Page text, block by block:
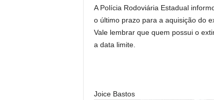
A Polícia Rodoviária Estadual
o último prazo para a aquisição do
Vale lembrar que quem possui o
a data limite.
Joice Bastos